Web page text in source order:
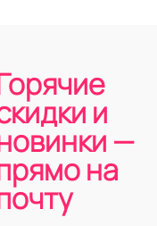
и
—
на